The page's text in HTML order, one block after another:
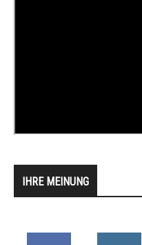
IHRE MEINUNG